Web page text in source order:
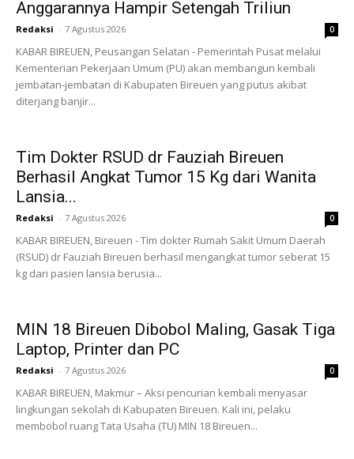
Anggarannya Hampir Setengah Triliun
Redaksi - 7 Agustus 2026 0
KABAR BIREUEN, Peusangan Selatan - Pemerintah Pusat melalui
Kementerian Pekerjaan Umum (PU) akan membangun kembali
jembatan-jembatan di Kabupaten Bireuen yang putus akibat
diterjang banjir...
Tim Dokter RSUD dr Fauziah Bireuen
Berhasil Angkat Tumor 15 Kg dari Wanita
Lansia...
Redaksi - 7 Agustus 2026 0
KABAR BIREUEN, Bireuen - Tim dokter Rumah Sakit Umum Daerah
(RSUD) dr Fauziah Bireuen berhasil mengangkat tumor seberat 15
kg dari pasien lansia berusia...
MIN 18 Bireuen Dibobol Maling, Gasak Tiga
Laptop, Printer dan PC
Redaksi - 7 Agustus 2026 0
KABAR BIREUEN, Makmur – Aksi pencurian kembali menyasar
lingkungan sekolah di Kabupaten Bireuen. Kali ini, pelaku
membobol ruang Tata Usaha (TU) MIN 18 Bireuen...